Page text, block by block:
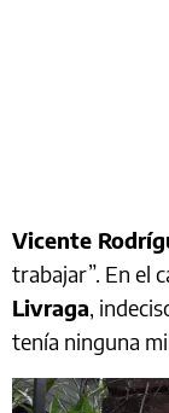
Vicente
trabajar”. En el
Livraga ,
tenía ninguna